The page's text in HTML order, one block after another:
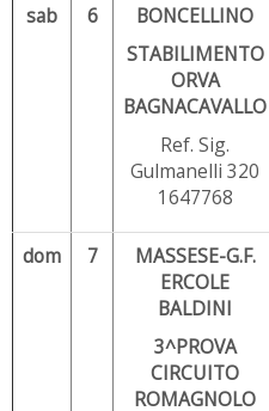
sab 6
BONCELLINO
STABILIMENTO
ORVA
BAGNACAVALLO
Ref. Sig.
Gulmanelli 320
1647768
dom 7
MASSESE-G.F.
ERCOLE
BALDINI
3^PROVA
CIRCUITO
ROMAGNOLO